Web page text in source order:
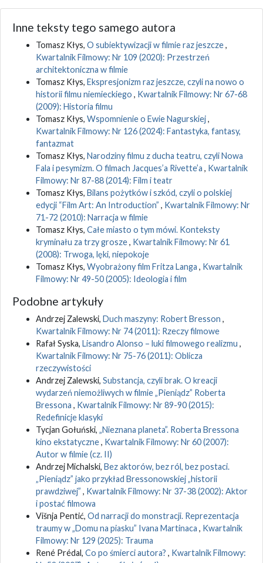
Inne teksty tego samego autora
Tomasz Kłys, O subiektywizacji w filmie raz jeszcze,
Kwartalnik Filmowy: Nr 109 (2020): Przestrzeń
architektoniczna w filmie
Tomasz Kłys, Ekspresjonizm raz jeszcze, czyli na nowo o
historii filmu niemieckiego , Kwartalnik Filmowy: Nr 67-68
(2009): Historia filmu
Tomasz Kłys, Wspomnienie o Ewie Nagurskiej,
Kwartalnik Filmowy: Nr 126 (2024): Fantastyka, fantasy,
fantazmat
Tomasz Kłys, Narodziny filmu z ducha teatru, czyli Nowa
Fala i pesymizm. O filmach Jacques’a Rivette’a , Kwartalnik
Filmowy: Nr 87-88 (2014): Film i teatr
Tomasz Kłys, Bilans pożytków i szkód, czyli o polskiej
edycji “Film Art: An Introduction” , Kwartalnik Filmowy: Nr
71-72 (2010): Narracja w filmie
Tomasz Kłys, Całe miasto o tym mówi. Konteksty
kryminału za trzy grosze, Kwartalnik Filmowy: Nr 61
(2008): Trwoga, lęki, niepokoje
Tomasz Kłys, Wyobrażony film Fritza Langa , Kwartalnik
Filmowy: Nr 49-50 (2005): Ideologia i film
Podobne artykuły
Andrzej Zalewski, Duch maszyny: Robert Bresson ,
Kwartalnik Filmowy: Nr 74 (2011): Rzeczy filmowe
Rafał Syska, Lisandro Alonso – luki filmowego realizmu ,
Kwartalnik Filmowy: Nr 75-76 (2011): Oblicza
rzeczywistości
Andrzej Zalewski, Substancja, czyli brak. O kreacji
wydarzeń niemożliwych w filmie „Pieniądz” Roberta
Bressona , Kwartalnik Filmowy: Nr 89-90 (2015):
Redefinicje klasyki
Tycjan Gołuński, „Nieznana planeta”. Roberta Bressona
kino ekstatyczne, Kwartalnik Filmowy: Nr 60 (2007):
Autor w filmie (cz. II)
Andrzej Michalski, Bez aktorów, bez ról, bez postaci.
„Pieniądz” jako przykład Bressonowskiej „historii
prawdziwej” , Kwartalnik Filmowy: Nr 37-38 (2002): Aktor
i postać filmowa
Višnja Pentić, Od narracji do monstracji. Reprezentacja
traumy w „Domu na piasku” Ivana Martinaca , Kwartalnik
Filmowy: Nr 129 (2025): Trauma
René Prédal, Co po śmierci autora? , Kwartalnik Filmowy: